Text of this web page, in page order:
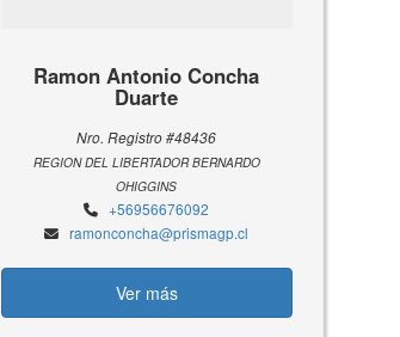
Ramon Antonio Concha
Duarte
Nro. Registro #48436
REGION DEL LIBERTADOR BERNARDO
OHIGGINS
+56956676092
ramonconcha@prismagp.cl
Ver más